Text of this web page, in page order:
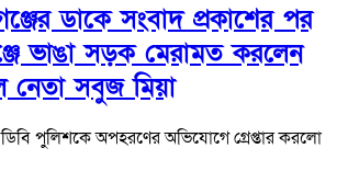
ডাকে সংবাদ প্রকাশের পর
ভাঙা সড়ক মেরামত করলেন
নেতা সবুজ মিয়া